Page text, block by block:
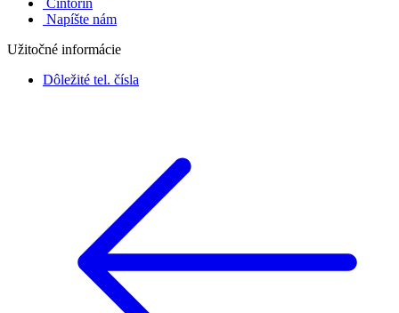
Cintorín
Napíšte nám
Užitočné informácie
Dôležité tel. čísla